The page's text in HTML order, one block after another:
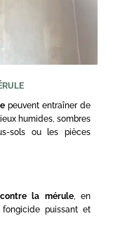
peuvent entraîner de
humides, sombres
sols ou les pièces
la mérule, en
puissant et